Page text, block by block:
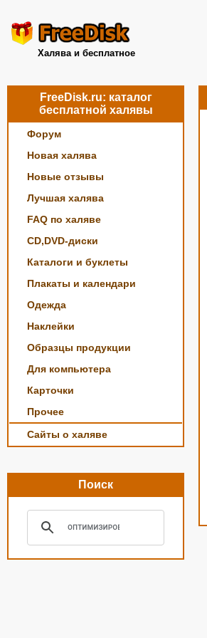
Халява и бесплатное
FreeDisk.ru: каталог
бесплатной халявы
Форум
Новая халява
Новые отзывы
Лучшая халява
FAQ по халяве
CD,DVD-диски
Каталоги и буклеты
Плакаты и календари
Одежда
Наклейки
Образцы продукции
Для компьютера
Карточки
Прочее
Сайты о халяве
Поиск